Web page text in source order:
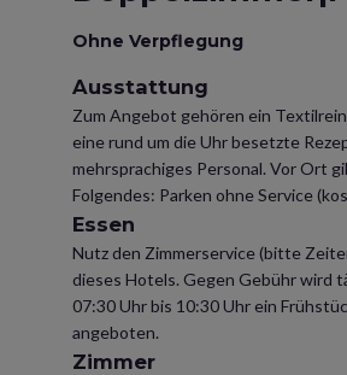
Ohne Verpflegung
Ausstattung
Zum Angebot gehören ein
eine rund um die Uhr besetzte
mehrsprachiges Personal. Vor Ort
Folgendes: Parken ohne Service
Essen
Nutz den Zimmerservice (bitte
dieses Hotels. Gegen Gebühr wird
07:30 Uhr bis 10:30 Uhr ein
angeboten.
Zimmer